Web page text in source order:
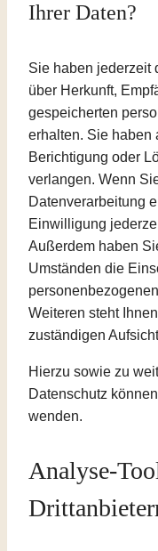
Ihrer Daten?
Sie haben jederzeit
über Herkunft,
gespeicherten
erhalten. Sie haben
Berichtigung oder
verlangen. Wenn
Datenverarbeitung
Einwilligung
Außerdem haben
Umständen die
Weiteren steht
zuständigen
Hierzu sowie zu
Datenschutz
wenden.
Analyse-